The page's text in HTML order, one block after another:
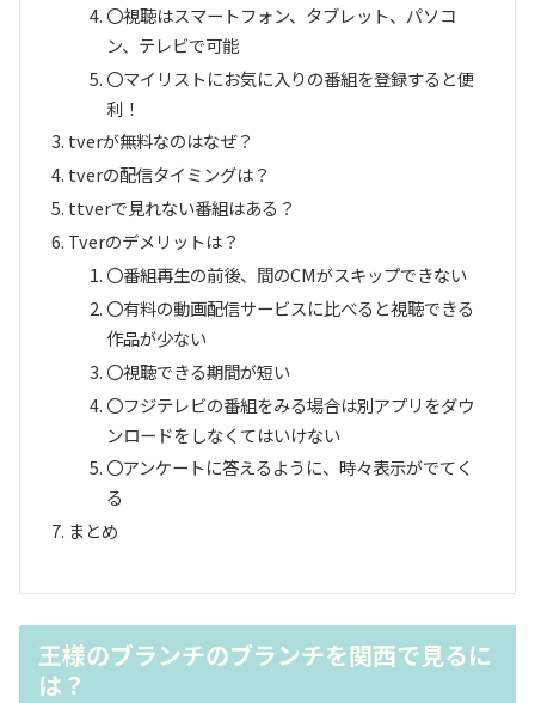
〇視聴はスマートフォン、タブレット、パソコ
ン、テレビで可能
〇マイリストにお気に入りの番組を登録すると便
利！
tverが無料なのはなぜ？
tverの配信タイミングは？
ttverで見れない番組はある？
Tverのデメリットは？
〇番組再生の前後、間のCMがスキップできない
〇有料の動画配信サービスに比べると視聴できる
作品が少ない
〇視聴できる期間が短い
〇フジテレビの番組をみる場合は別アプリをダウ
ンロードをしなくてはいけない
〇アンケートに答えるように、時々表示がでてく
る
まとめ
王様のブランチのブランチを関西で見るに
は？